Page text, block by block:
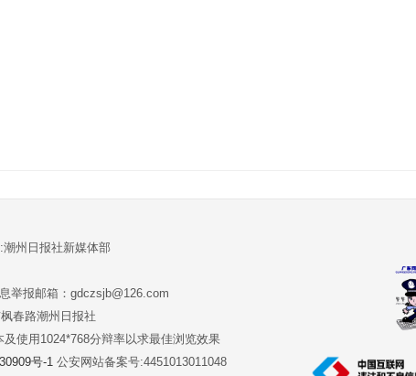
州日报社新媒体部
举报邮箱：gdczsjb@126.com
春路潮州日报社
使用1024*768分辩率以求最佳浏览效果
号-1 公安网站备案号:4451013011048